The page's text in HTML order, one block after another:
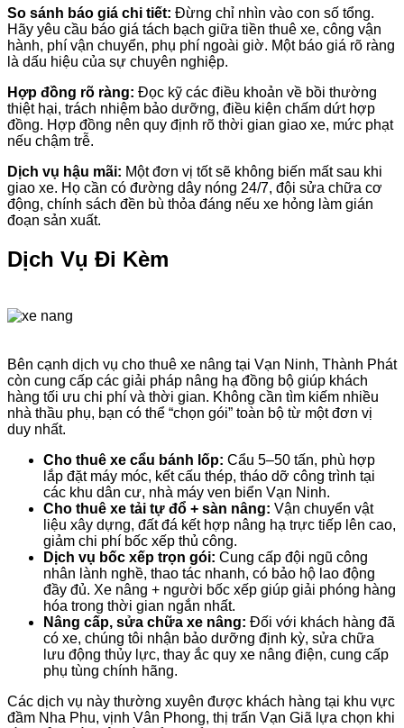
So sánh báo giá chi tiết: Đừng chỉ nhìn vào con số tổng.
Hãy yêu cầu báo giá tách bạch giữa tiền thuê xe, công vận
hành, phí vận chuyển, phụ phí ngoài giờ. Một báo giá rõ ràng
là dấu hiệu của sự chuyên nghiệp.
Hợp đồng rõ ràng: Đọc kỹ các điều khoản về bồi thường
thiệt hại, trách nhiệm bảo dưỡng, điều kiện chấm dứt hợp
đồng. Hợp đồng nên quy định rõ thời gian giao xe, mức phạt
nếu chậm trễ.
Dịch vụ hậu mãi: Một đơn vị tốt sẽ không biến mất sau khi
giao xe. Họ cần có đường dây nóng 24/7, đội sửa chữa cơ
động, chính sách đền bù thỏa đáng nếu xe hỏng làm gián
đoạn sản xuất.
Dịch Vụ Đi Kèm
Bên cạnh dịch vụ cho thuê xe nâng tại Vạn Ninh, Thành Phát
còn cung cấp các giải pháp nâng hạ đồng bộ giúp khách
hàng tối ưu chi phí và thời gian. Không cần tìm kiếm nhiều
nhà thầu phụ, bạn có thể “chọn gói” toàn bộ từ một đơn vị
duy nhất.
Cho thuê xe cẩu bánh lốp: Cẩu 5–50 tấn, phù hợp
lắp đặt máy móc, kết cấu thép, tháo dỡ công trình tại
các khu dân cư, nhà máy ven biển Vạn Ninh.
Cho thuê xe tải tự đổ + sàn nâng: Vận chuyển vật
liệu xây dựng, đất đá kết hợp nâng hạ trực tiếp lên cao,
giảm chi phí bốc xếp thủ công.
Dịch vụ bốc xếp trọn gói: Cung cấp đội ngũ công
nhân lành nghề, thao tác nhanh, có bảo hộ lao động
đầy đủ. Xe nâng + người bốc xếp giúp giải phóng hàng
hóa trong thời gian ngắn nhất.
Nâng cấp, sửa chữa xe nâng: Đối với khách hàng đã
có xe, chúng tôi nhận bảo dưỡng định kỳ, sửa chữa
lưu động thủy lực, thay ắc quy xe nâng điện, cung cấp
phụ tùng chính hãng.
Các dịch vụ này thường xuyên được khách hàng tại khu vực
đầm Nha Phu, vịnh Vân Phong, thị trấn Vạn Giã lựa chọn khi